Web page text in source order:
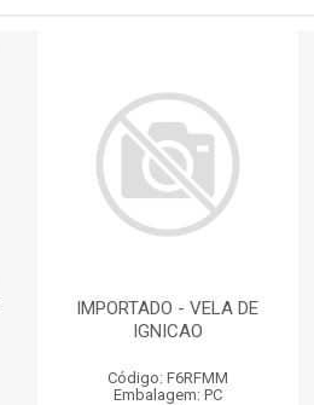
IMPORTADO - VELA DE
IGNICAO
Código: F6RFMM
Embalagem: PC